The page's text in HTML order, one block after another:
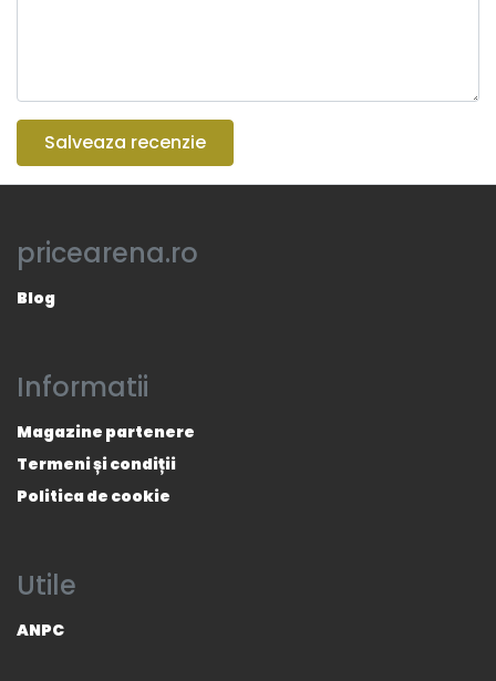
Salveaza recenzie
pricearena.ro
Blog
Informatii
Magazine partenere
Termeni și condiții
Politica de cookie
Utile
ANPC